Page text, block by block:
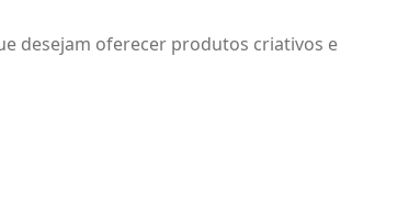
desejam oferecer produtos criativos e